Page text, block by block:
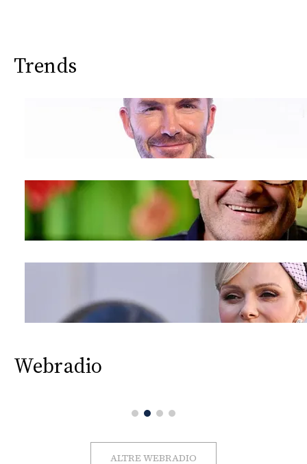
Trends
Webradio
ALTRE WEBRADIO